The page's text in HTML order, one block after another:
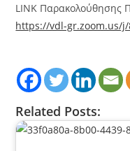
LINK Παρακολούθησης
https://vdl-gr.zoom.us/j/
Related Posts: